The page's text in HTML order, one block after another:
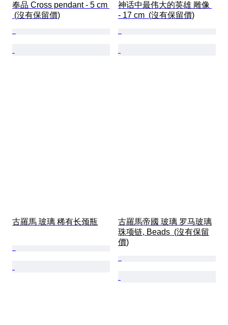
奉品 Cross pendant - 5 cm
(沒有保留價)
神话中最伟大的英雄 雕像
- 17 cm  (沒有保留價)
古羅馬 玻璃 稀有长颈瓶
古羅馬帝國 玻璃 罗马玻璃
珠项链, Beads  (沒有保留
價)